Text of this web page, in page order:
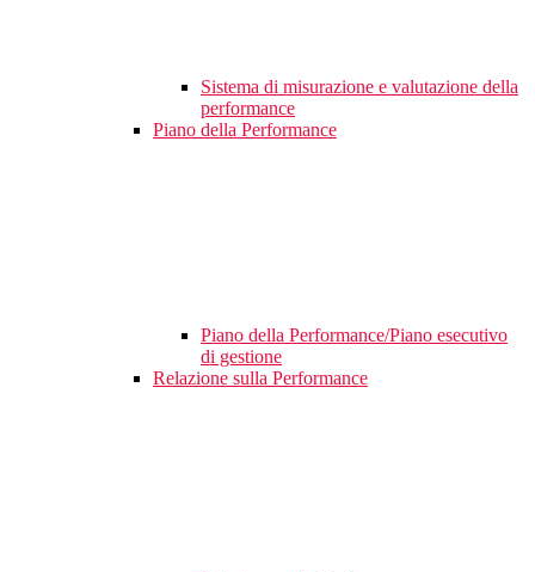
Sistema di misurazione e valutazione della
performance
Piano della Performance
Piano della Performance/Piano esecutivo
di gestione
Relazione sulla Performance